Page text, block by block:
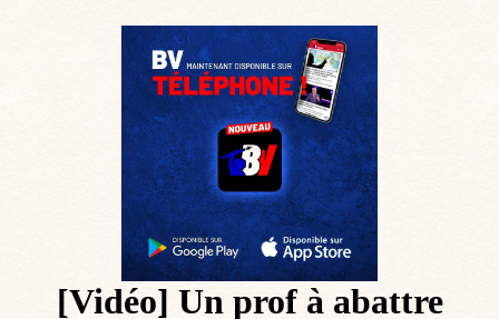
[Vidéo] Un prof à abattre